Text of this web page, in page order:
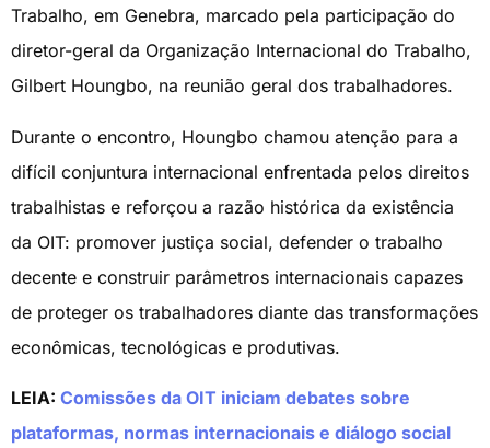
Trabalho, em Genebra, marcado pela participação do
diretor-geral da Organização Internacional do Trabalho,
Gilbert Houngbo, na reunião geral dos trabalhadores.
Durante o encontro, Houngbo chamou atenção para a
difícil conjuntura internacional enfrentada pelos direitos
trabalhistas e reforçou a razão histórica da existência
da OIT: promover justiça social, defender o trabalho
decente e construir parâmetros internacionais capazes
de proteger os trabalhadores diante das transformações
econômicas, tecnológicas e produtivas.
LEIA: Comissões da OIT iniciam debates sobre
plataformas, normas internacionais e diálogo social